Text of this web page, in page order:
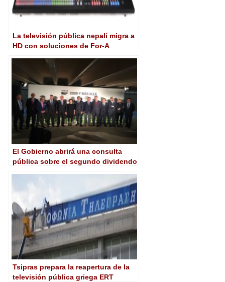
La televisión pública nepalí migra a
HD con soluciones de For-A
El Gobierno abrirá una consulta
pública sobre el segundo dividendo
Tsipras prepara la reapertura de la
televisión pública griega ERT